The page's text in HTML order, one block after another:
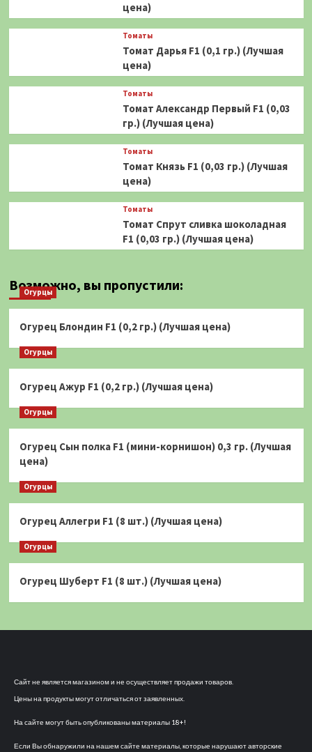
цена)
Томаты
Томат Дарья F1 (0,1 гр.) (Лучшая
цена)
Томаты
Томат Александр Первый F1 (0,03
гр.) (Лучшая цена)
Томаты
Томат Князь F1 (0,03 гр.) (Лучшая
цена)
Томаты
Томат Спрут сливка шоколадная
F1 (0,03 гр.) (Лучшая цена)
Возможно, вы пропустили:
Огурцы
Огурец Блондин F1 (0,2 гр.) (Лучшая цена)
Огурцы
Огурец Ажур F1 (0,2 гр.) (Лучшая цена)
Огурцы
Огурец Сын полка F1 (мини-корнишон) 0,3 гр. (Лучшая
цена)
Огурцы
Огурец Аллегри F1 (8 шт.) (Лучшая цена)
Огурцы
Огурец Шуберт F1 (8 шт.) (Лучшая цена)
Сайт не является магазином и не осуществляет продажи товаров.
Цены на продукты могут отличаться от заявленных.
На сайте могут быть опубликованы материалы 18+!
Если Вы обнаружили на нашем сайте материалы, которые нарушают авторские